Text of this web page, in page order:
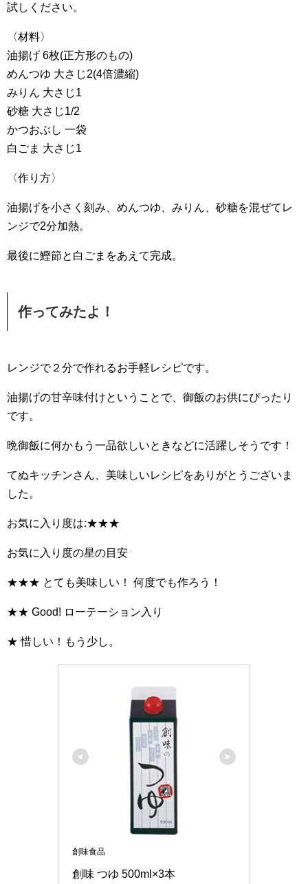
試しください。
〈材料〉
油揚げ 6枚(正方形のもの)
めんつゆ 大さじ2(4倍濃縮)
みりん 大さじ1
砂糖 大さじ1/2
かつおぶし 一袋
白ごま 大さじ1
〈作り方〉
油揚げを小さく刻み、めんつゆ、みりん、砂糖を混ぜてレ
ンジで2分加熱。
最後に鰹節と白ごまをあえて完成。
作ってみたよ！
レンジで２分で作れるお手軽レシピです。
油揚げの甘辛味付けということで、御飯のお供にぴったり
です。
晩御飯に何かもう一品欲しいときなどに活躍しそうです！
てぬキッチンさん、美味しいレシピをありがとうございま
した。
お気に入り度は:★★★
お気に入り度の星の目安
★★★ とても美味しい！ 何度でも作ろう！
★★ Good! ローテーション入り
★ 惜しい！もう少し。
創味食品
創味 つゆ 500ml×3本